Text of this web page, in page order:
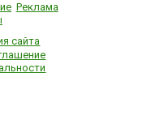
Реклама
сайта